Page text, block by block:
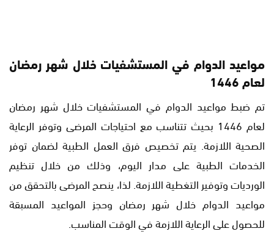
مواعيد الدوام في المستشفيات خلال شهر رمضان
لعام 1446
تم ضبط مواعيد الدوام في المستشفيات خلال شهر رمضان
لعام 1446 بحيث تتناسب مع احتياجات المرضى وتوفر الرعاية
الصحية اللازمة. يتم تخصيص فرق العمل الطبية لضمان توفر
الخدمات الطبية على مدار اليوم، وذلك من خلال تنظيم
الورديات وتوفير التغطية اللازمة. لذا، ينصح المرضى بالتحقق من
مواعيد الدوام خلال شهر رمضان وحجز المواعيد المسبقة
للحصول على الرعاية اللازمة في الوقت المناسب.